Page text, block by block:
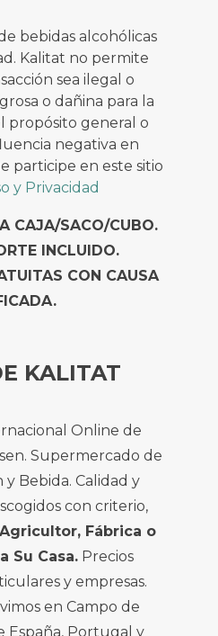
bebidas alcohólicas
Kalitat no permite
sea ilegal o
o dañina para la
propósito general o
negativa en
participe en este sitio
y Privacidad
CAJA/SACO/CUBO.
INCLUIDO.
CON CAUSA
KALITAT
Online de
Supermercado de
Bebida. Calidad y
con criterio,
Fábrica o
Su Casa. Precios
y empresas.
en Campo de
España, Portugal y